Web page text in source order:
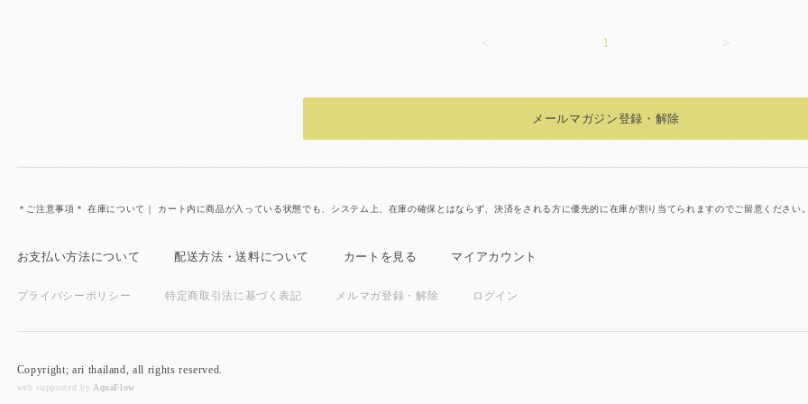
＜ 1 ＞
メールマガジン登録・解除
＊ご注意事項＊ 在庫について｜ カート内に商品が入っている状態でも、システム上、在庫の確保とはならず、決済をされる方に優先的に在庫が割り当てられますのでご留意ください
お支払い方法について 配送方法・送料について カートを見る マイアカウント
プライバシーポリシー 特定商取引法に基づく表記 メルマガ登録・解除 ログイン
Copyright; ari thailand, all rights reserved.
web supported by AquaFlow